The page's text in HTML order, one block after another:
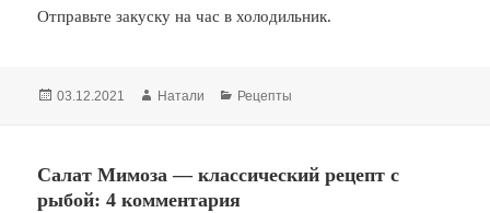
Отправьте закуску на час в холодильник.
Опубликовано
03.12.2021 Автор
Натали Рубрики
Рецепты
Салат Мимоза — классический рецепт с
рыбой: 4 комментария